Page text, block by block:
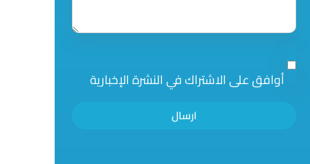
أوافق على الاشتراك في النشرة الإخبارية
ارسال